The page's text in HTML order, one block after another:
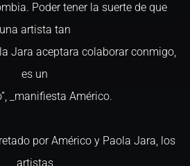
Poder tener la suerte de que
una artista tan
Jara aceptara colaborar conmigo,
es un
_manifiesta Américo.
por Américo y Paola Jara, los
artistas